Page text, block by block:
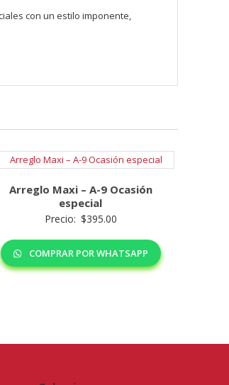
con un estilo imponente,
Arreglo Maxi – A-9 Ocasión
especial
Precio: $395.00
COMPRAR POR WHATSAPP